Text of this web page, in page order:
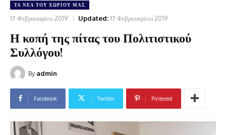
ΤΑ ΝΈΑ ΤΟΥ ΧΩΡΙΟΎ ΜΑΣ
17 Φεβρουαρίου 2019 Updated:17 Φεβρουαρίου 2019
Η κοπή της πίτας του Πολιτιστικού
Συλλόγου!
By admin
Facebook Twitter Pinterest